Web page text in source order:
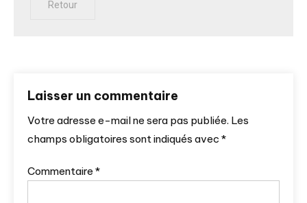
Laisser un commentaire
Votre adresse e-mail ne sera pas publiée. Les
champs obligatoires sont indiqués avec *
Commentaire *